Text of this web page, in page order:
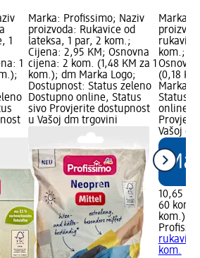
1
1
Marka: Profissimo; Naziv
proizvoda: Rukavice od
lateksa, 1 par, 2 kom.;
Cijena: 2,95 KM; Osnovna
cijena: 2 kom. (1,48 KM za 1
kom.); dm Marka Logo;
Dostupnost: Status zeleno
Dostupno online, Status
sivo Provjerite dostupnost
u Vašoj dm trgovini
Marka:
kom.;
(0,18
Marka
Status
online,
Vašoj
10,65 KM
60 kom.
kom.)
kom.